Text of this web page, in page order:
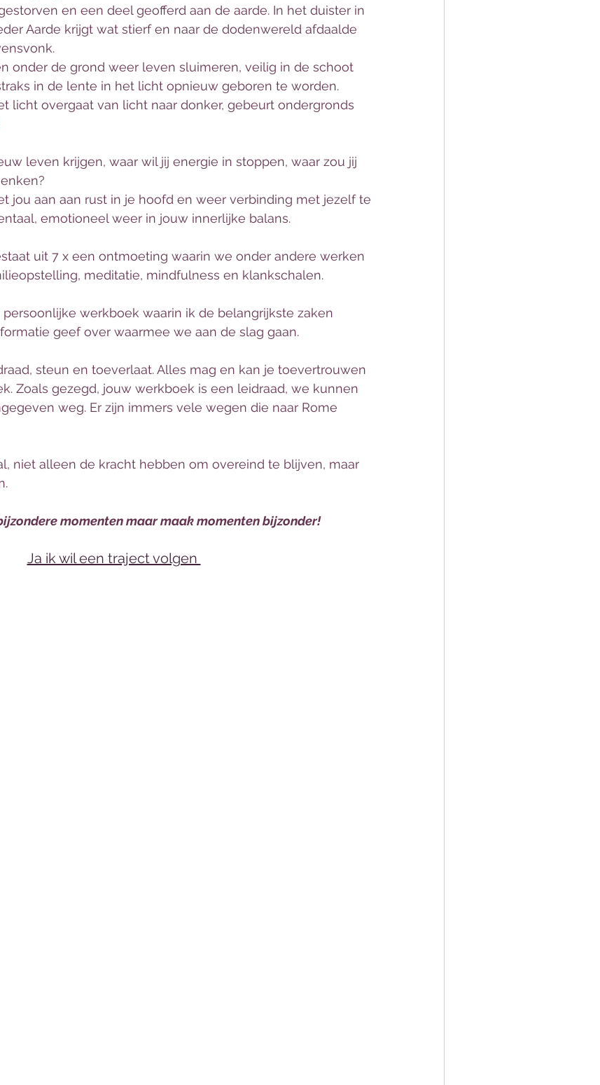
en een deel geofferd aan de aarde. In het duister in
Aarde krijgt wat stierf en naar de dodenwereld afdaalde
onder de grond weer leven sluimeren, veilig in de schoot
in de lente in het licht opnieuw geboren te worden.
licht overgaat van licht naar donker, gebeurt ondergronds
leven krijgen, waar wil jij energie in stoppen, waar zou jij
jou aan aan rust in je hoofd en weer verbinding met jezelf te
emotioneel weer in jouw innerlijke balans.
uit 7 x een ontmoeting waarin we onder andere werken
meditatie, mindfulness en klankschalen.
werkboek waarin ik de belangrijkste zaken
geef over waarmee we aan de slag gaan.
steun en toeverlaat. Alles mag en kan je toevertrouwen
Zoals gezegd, jouw werkboek is een leidraad, we kunnen
weg. Er zijn immers vele wegen die naar Rome
niet alleen de kracht hebben om overeind te blijven, maar
momenten maar maak momenten bijzonder!
Ja ik wil een traject volgen